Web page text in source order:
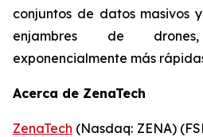
conjuntos de datos masivos
enjambres de
exponencialmente más
Acerca de ZenaTech
ZenaTech (Nasdaq: ZENA)